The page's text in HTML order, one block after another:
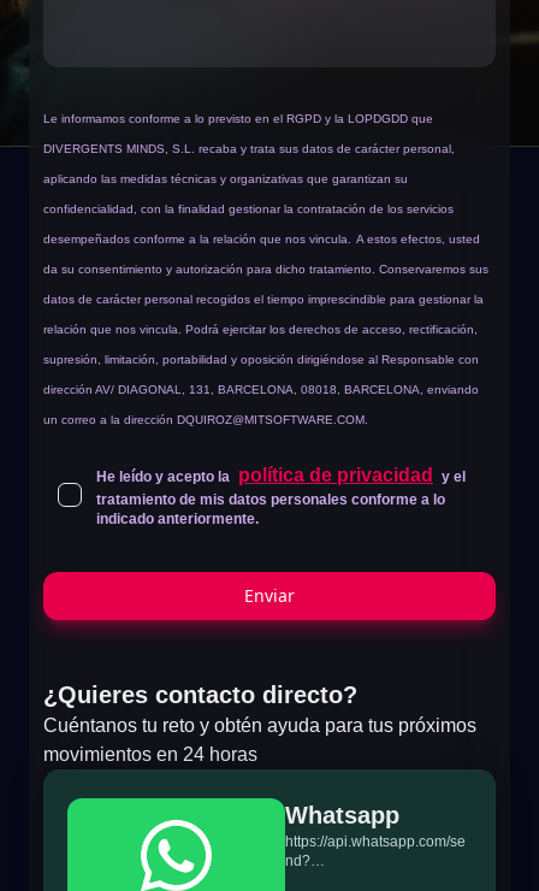
Le informamos conforme a lo previsto en el RGPD y la LOPDGDD que
DIVERGENTS MINDS, S.L. recaba y trata sus datos de carácter personal,
aplicando las medidas técnicas y organizativas que garantizan su
confidencialidad, con la finalidad gestionar la contratación de los servicios
desempeñados conforme a la relación que nos vincula. A estos efectos, usted
da su consentimiento y autorización para dicho tratamiento. Conservaremos sus
datos de carácter personal recogidos el tiempo imprescindible para gestionar la
relación que nos vincula. Podrá ejercitar los derechos de acceso, rectificación,
supresión, limitación, portabilidad y oposición dirigiéndose al Responsable con
dirección AV/ DIAGONAL, 131, BARCELONA, 08018, BARCELONA, enviando
un correo a la dirección DQUIROZ@MITSOFTWARE.COM.
He leído y acepto la política de privacidad
y el
tratamiento de mis datos personales conforme a lo
indicado anteriormente.
Enviar
¿Quieres contacto directo?
Cuéntanos tu reto y obtén ayuda para tus próximos
movimientos en 24 horas
Whatsapp
https://api.whatsapp.com/se
nd?